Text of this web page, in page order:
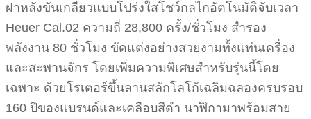
ฝาหลังขันเกลียวแบบโปร่งใสโชว์กลไกอัตโนมัติจับเวลา
Heuer Cal.02 ความถี่ 28,800 ครั้ง/ชั่วโมง สำรอง
พลังงาน 80 ชั่วโมง ขัดแต่งอย่างสวยงามทั้งแท่นเครื่อง
และสะพานจักร โดยเพิ่มความพิเศษสำหรับรุ่นนี้โดย
เฉพาะ ด้วยโรเตอร์ขึ้นลานสลักโลโก้เฉลิมฉลองครบรอบ
160 ปีของแบรนด์และเคลือบสีดำ นาฬิกามาพร้อมสาย